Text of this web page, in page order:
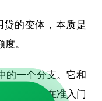
贷的变体，本质是
。
的一个分支。它和
，但四者在准入门